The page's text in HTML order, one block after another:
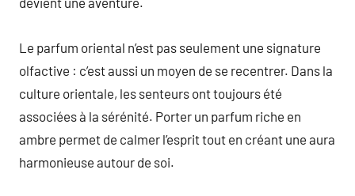
Le parfum oriental n’est pas seulement une signature
olfactive : c’est aussi un moyen de se recentrer. Dans la
culture orientale, les senteurs ont toujours été
associées à la sérénité. Porter un parfum riche en
ambre permet de calmer l’esprit tout en créant une aura
harmonieuse autour de soi.